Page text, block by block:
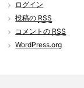
ログイン
投稿の RSS
コメントの RSS
WordPress.org